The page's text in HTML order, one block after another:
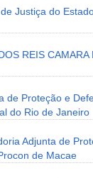
Justiça do
REIS
de Proteção e
do Rio de Janeiro
Adjunta de
de Macae